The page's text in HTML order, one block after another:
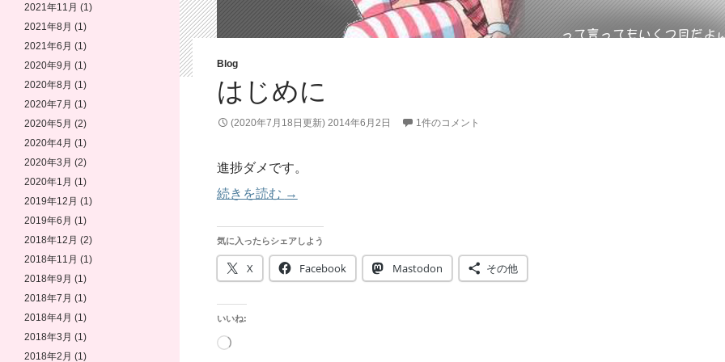
Blog
はじめに
(2020年7月18日更新) 2014年6月2日 1件のコメント
進捗ダメです。
続きを読む はじめに
→
気に入ったらシェアしよう
X Facebook Mastodon その他
いいね:
読
2021年11月 (1)
2021年8月 (1)
2021年6月 (1)
2020年9月 (1)
2020年8月 (1)
2020年7月 (1)
2020年5月 (2)
2020年4月 (1)
2020年3月 (2)
2020年1月 (1)
2019年12月 (1)
2019年6月 (1)
2018年12月 (2)
2018年11月 (1)
2018年9月 (1)
2018年7月 (1)
2018年4月 (1)
2018年3月 (1)
2018年2月 (1)